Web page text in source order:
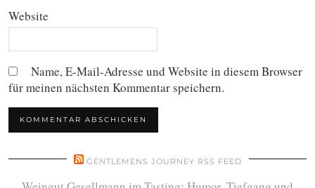
Website
Name, E-Mail-Adresse und Website in diesem Browser
für meinen nächsten Kommentar speichern.
GENTLEMENS JOURNEY RSS FEED